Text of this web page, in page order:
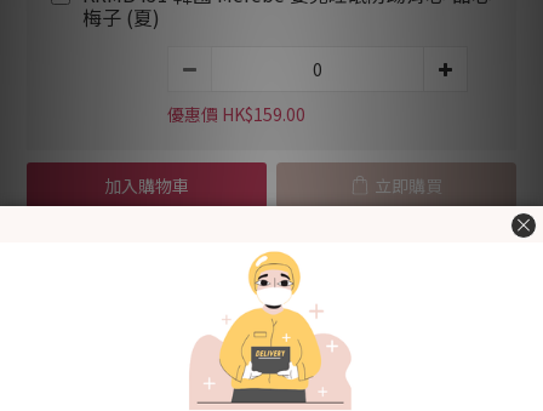
梅子 (夏)
優惠價 HK$159.00
加入購物車 立即購買
加入追蹤清單
送貨及付款方
式